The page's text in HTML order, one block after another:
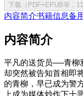
下载（PDF+EPUB等，
内容简介书籍信息备
内容简介
平凡的送货员──青柳
却突然被告知首相即
的青柳，早已成为警
上成为媒体炒作下十